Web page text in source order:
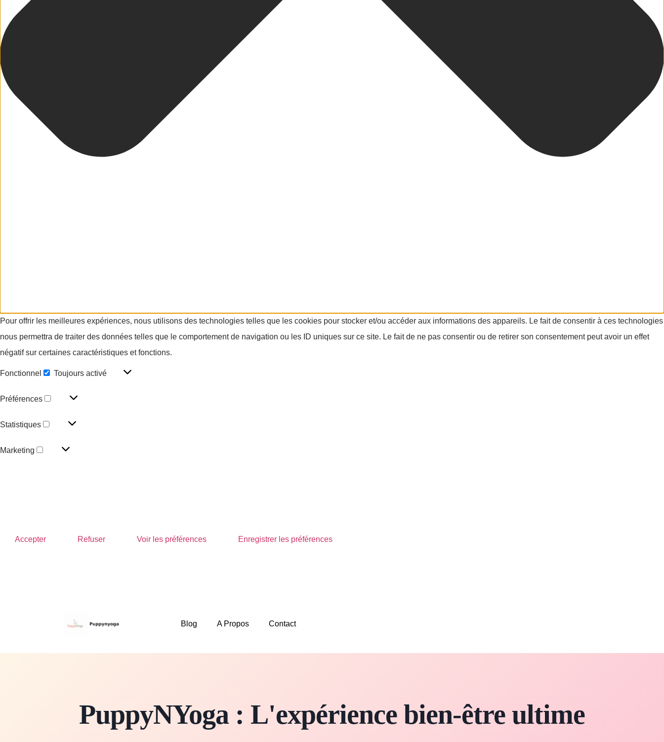
Pour offrir les meilleures expériences, nous utilisons des technologies telles que les cookies pour stocker et/ou accéder aux informations des appareils. Le fait de consentir à ces technologies
nous permettra de traiter des données telles que le comportement de navigation ou les ID uniques sur ce site. Le fait de ne pas consentir ou de retirer son consentement peut avoir un effet
négatif sur certaines caractéristiques et fonctions.
Fonctionnel Toujours activé
Préférences
Statistiques
Marketing
Accepter Refuser Voir les préférences Enregistrer les préférences
Blog A Propos Contact
PuppyNYoga : L'expérience bien-être ultime